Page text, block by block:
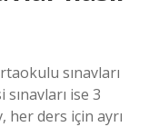
sınavları
ise 3
her ders için ayrı